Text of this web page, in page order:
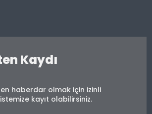
Kaydı
haberdar olmak için izinli
kayıt olabilirsiniz.